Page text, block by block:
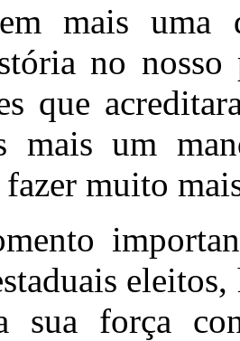
mais uma
no
que
mais um
fazer muito
sua força